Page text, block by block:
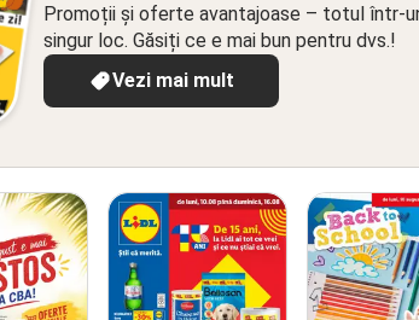
Promoții și oferte avantajoase – totul într-
singur loc. Găsiți ce e mai bun pentru dvs.!
Vezi mai mult